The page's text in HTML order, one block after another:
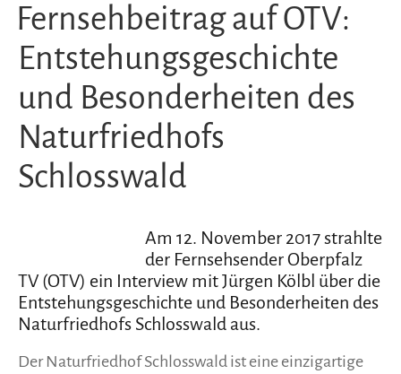
moderne
Alternative“
AM
Fernsehbeitrag auf OTV:
Entstehungsgeschichte
und Besonderheiten des
Naturfriedhofs
Schlosswald
Am 12. November 2017 strahlte
der Fernsehsender Oberpfalz
TV (OTV) ein Interview mit Jürgen Kölbl über die
Entstehungsgeschichte und Besonderheiten des
Naturfriedhofs Schlosswald aus.
Der Naturfriedhof Schlosswald ist eine einzigartige